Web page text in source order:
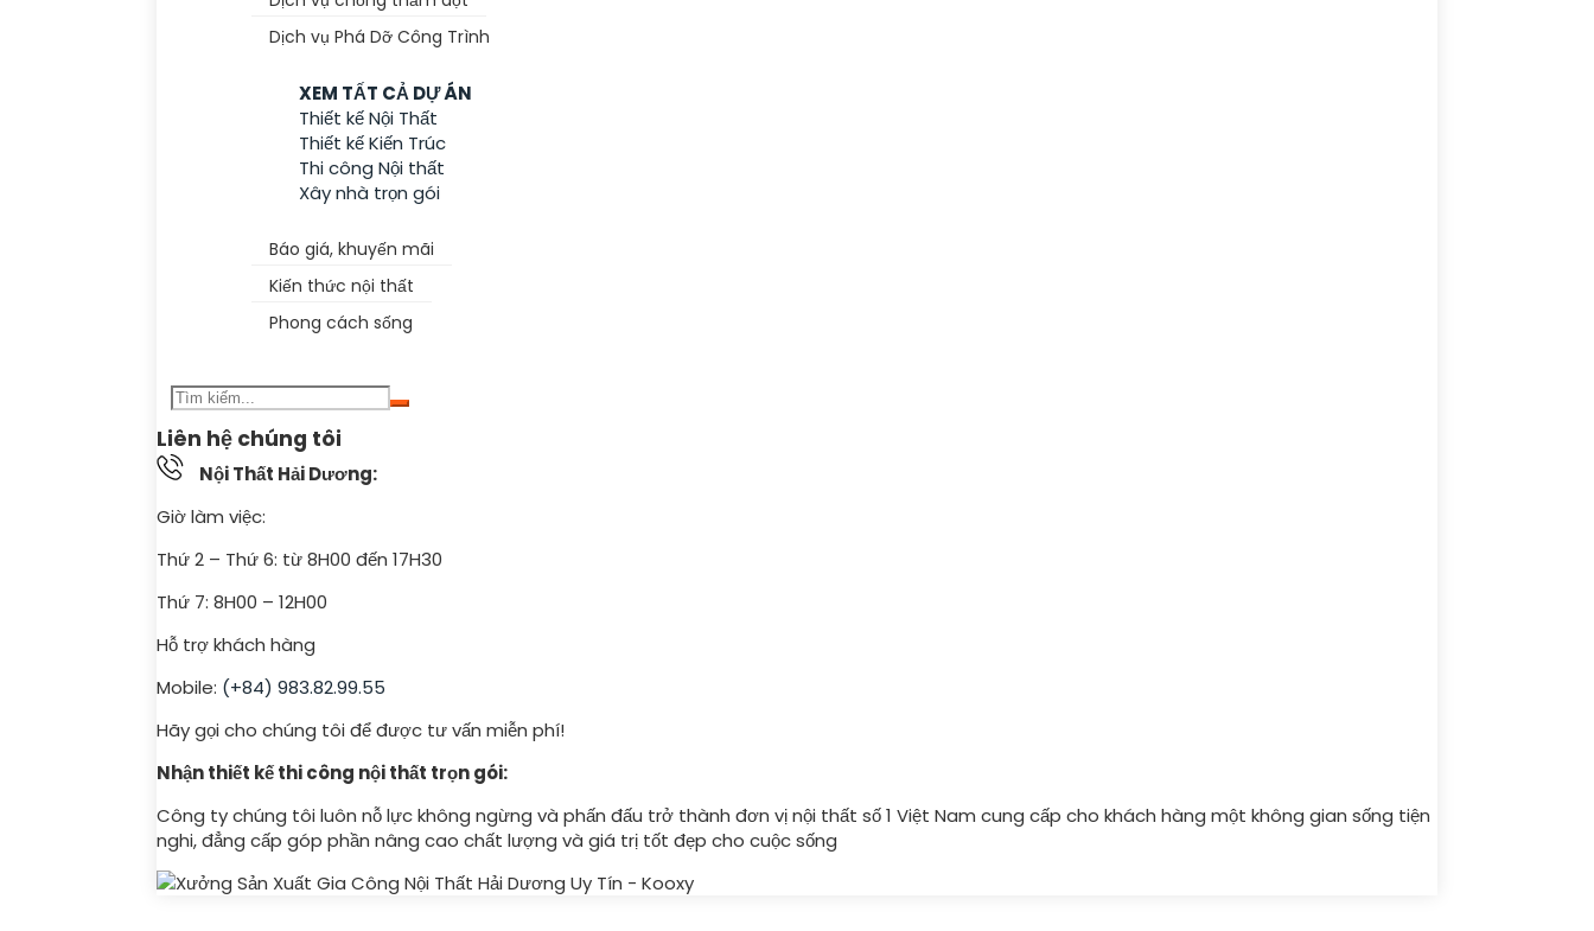
Dịch vụ Phá Dỡ Công Trình
XEM TẤT CẢ DỰ ÁN
Thiết kế Nội Thất
Thiết kế Kiến Trúc
Thi công Nội thất
Xây nhà trọn gói
Báo giá, khuyến mãi
Kiến thức nội thất
Phong cách sống
Liên hệ chúng tôi
Nội Thất Hải Dương:
Giờ làm việc:
Thứ 2 – Thứ 6: từ 8H00 đến 17H30
Thứ 7: 8H00 – 12H00
Hỗ trợ khách hàng
Mobile: (+84) 983.82.99.55
Hãy gọi cho chúng tôi để được tư vấn miễn phí!
Nhận thiết kế thi công nội thất trọn gói:
Công ty chúng tôi luôn nỗ lực không ngừng và phấn đấu trở thành đơn vị nội thất số 1 Việt Nam cung cấp cho khách hàng một không gian sống tiện
nghi, đẳng cấp góp phần nâng cao chất lượng và giá trị tốt đẹp cho cuộc sống